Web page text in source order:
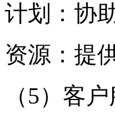
计划：协
资源：提
（5）客